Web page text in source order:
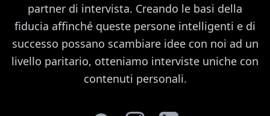
partner di intervista. Creando le basi della
fiducia affinché queste persone intelligenti e di
successo possano scambiare idee con noi ad un
livello paritario, otteniamo interviste uniche con
contenuti personali.